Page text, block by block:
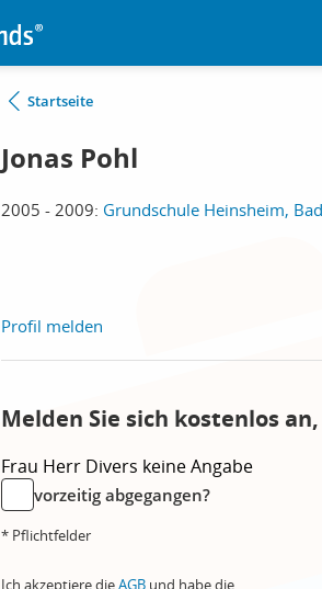
Startseite
Jonas Pohl
2005 - 2009: Grundschule Heinsheim,
Profil melden
Melden Sie sich kostenlos
Frau Herr Divers keine Angabe
vorzeitig abgegangen?
* Pflichtfelder
Ich akzeptiere dieAGB und habe die